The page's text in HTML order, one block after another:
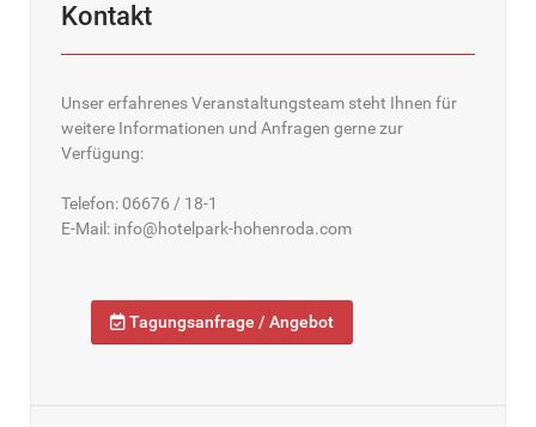
Kontakt
Unser erfahrenes Veranstaltungsteam steht Ihnen für
weitere Informationen und Anfragen gerne zur
Verfügung:
Telefon: 06676 / 18-1
E-Mail: info@hotelpark-hohenroda.com
Tagungsanfrage / Angebot